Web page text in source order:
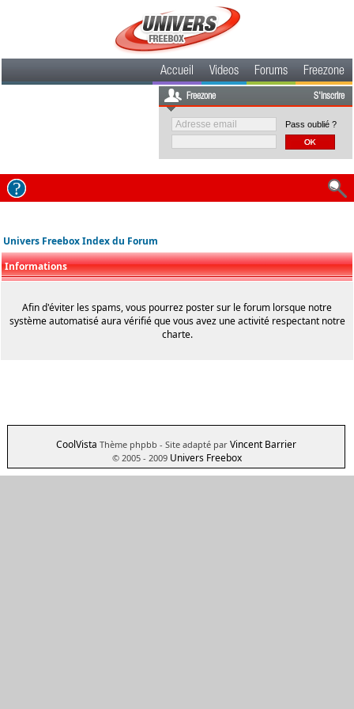
Accueil Videos Forums Freezone
Freezone S'inscrire
Pass oublié ?
Univers Freebox Index du Forum
Informations
Afin d'éviter les spams, vous pourrez poster sur le forum lorsque notre
système automatisé aura vérifié que vous avez une activité respectant notre
charte.
CoolVista Thème phpbb - Site adapté par Vincent Barrier
© 2005 - 2009 Univers Freebox